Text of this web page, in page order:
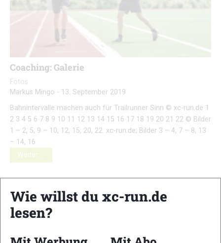
Coaching: Galerie
Fotos
Markus Mingo - 13. September 2019
Bahnintervalle machen auch für Trailrunner Sinn © xc-run.de 1
2 3 4 5 6 7 8 9 10 11 12 13 14 15 16 17 18 19 20 21 22 © Bilder
1 – 2, 5, 9 – 10, 12, 15, 20, 22: xc-run.de; Bilder 3 – 4, 7 – 8, 13
– 14, 16
Weiter …
Wie willst du xc-run.de
lesen?